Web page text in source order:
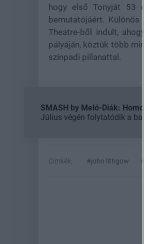
hogy első Tonyját 53
bemutatójáért. Különös
Theatre-ből indult, ahogy
pályáján, köztük több mint
színpadi pillanattal.
SMASH by Meló-Diák:
Július végén folytatódik a
Címkék: #john lithgow